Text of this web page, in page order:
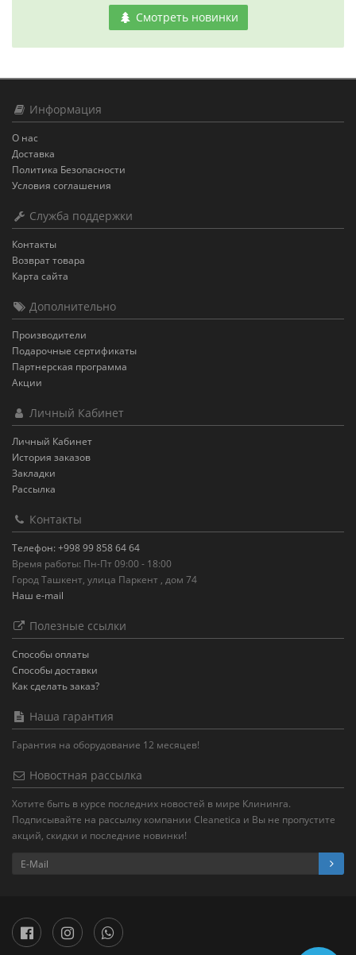
Смотреть новинки
Информация
О нас
Доставка
Политика Безопасности
Условия соглашения
Служба поддержки
Контакты
Возврат товара
Карта сайта
Дополнительно
Производители
Подарочные сертификаты
Партнерская программа
Акции
Личный Кабинет
Личный Кабинет
История заказов
Закладки
Рассылка
Контакты
Телефон: +998 99 858 64 64
Время работы: Пн-Пт 09:00 - 18:00
Город Ташкент, улица Паркент , дом 74
Наш e-mail
Полезные ссылки
Способы оплаты
Способы доставки
Как сделать заказ?
Наша гарантия
Гарантия на оборудование 12 месяцев!
Новостная рассылка
Хотите быть в курсе последних новостей в мире Клининга.
Подписывайте на рассылку компании Cleanetica и Вы не пропустите
акций, скидки и последние новинки!